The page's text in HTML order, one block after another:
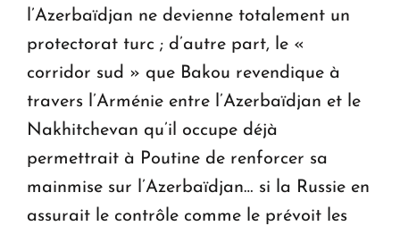
l’Azerbaïdjan ne devienne totalement un
protectorat turc ; d’autre part, le «
corridor sud » que Bakou revendique à
travers l’Arménie entre l’Azerbaïdjan et le
Nakhitchevan qu’il occupe déjà
permettrait à Poutine de renforcer sa
mainmise sur l’Azerbaïdjan… si la Russie en
assurait le contrôle comme le prévoit les